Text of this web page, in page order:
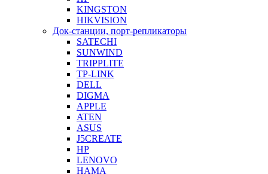
KINGSTON
HIKVISION
Док-станции, порт-репликаторы
SATECHI
SUNWIND
TRIPPLITE
TP-LINK
DELL
DIGMA
APPLE
ATEN
ASUS
J5CREATE
HP
LENOVO
HAMA